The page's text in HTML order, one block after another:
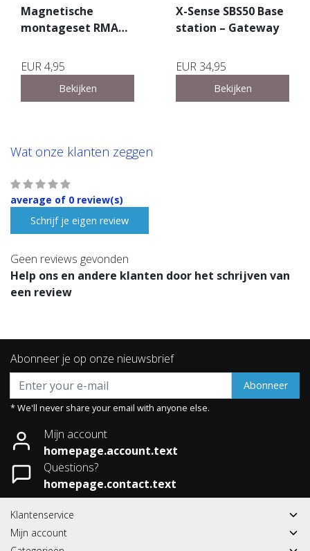
Magnetische
montageset RMAX-
EUR 4,95
Bekijken
X-Sense SBS50 Base
station – Gateway
EUR 34,95
Bekijken
Wat onze klanten zeggen
average of 0 review(s)
Schrijf je eigen review
Geen reviews gevonden
Help ons en andere klanten door het schrijven van
een review
Abonneer je op onze nieuwsbrief
Abonneer
* We'll never share your email with anyone else.
Mijn account
homepage.account.text
Questions?
homepage.contact.text
Klantenservice
Mijn account